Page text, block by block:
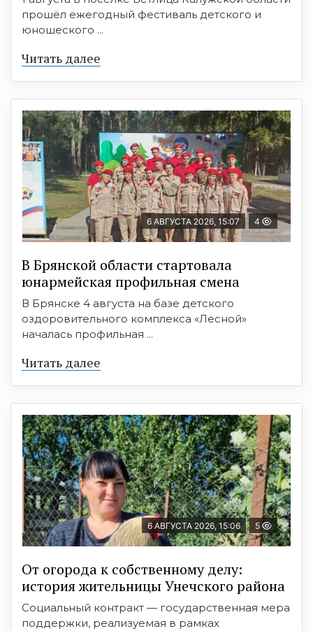
прошёл ежегодный фестиваль детского и
юношеского ...
Читать далее
6 АВГУСТА 2026, 15:07 4
В Брянской области стартовала
юнармейская профильная смена
В Брянске 4 августа на базе детского
оздоровительного комплекса «Лесной»
началась профильная ...
Читать далее
6 АВГУСТА 2026, 15:06 5
От огорода к собственному делу:
история жительницы Унечского района
Социальный контракт — государственная мера
поддержки, реализуемая в рамках